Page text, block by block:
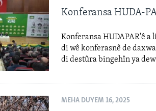
Konferansa HUDA-
Konferansa HUDAPAR'ê
di wê konferasnê de
di destûra bingehîn ya
MEHA DUYEM 16, 2025